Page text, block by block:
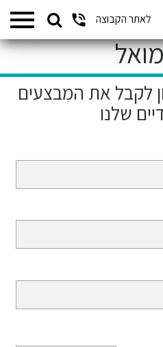
לאתר הקבוצה
לקבל את המבצעים